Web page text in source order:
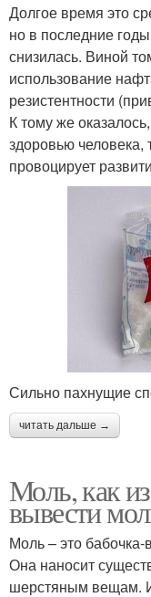
Долгое время это
но в последние
снизилась. Виной
использование
резистентности
К тому же
здоровью человека,
провоцирует
Сильно пахнущие
читать дальше →
Моль, как
вывести
Моль – это
Она наносит
шерстяным вещам.